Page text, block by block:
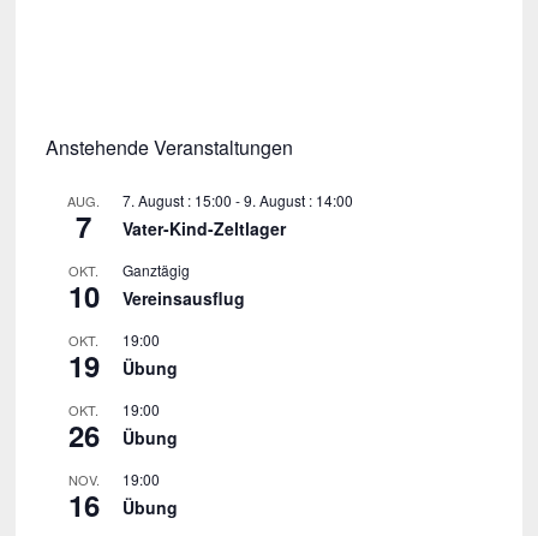
Anstehende Veranstaltungen
AUG.
7
7. August : 15:00 -9. August : 14:00
Vater-Kind-Zeltlager
OKT.
10
Ganztägig
Vereinsausflug
OKT.
19
19:00
Übung
OKT.
26
19:00
Übung
NOV.
16
19:00
Übung